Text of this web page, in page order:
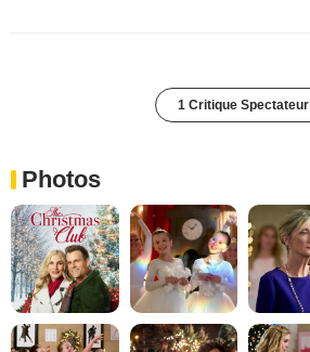
1 Critique Spectateur
Photos